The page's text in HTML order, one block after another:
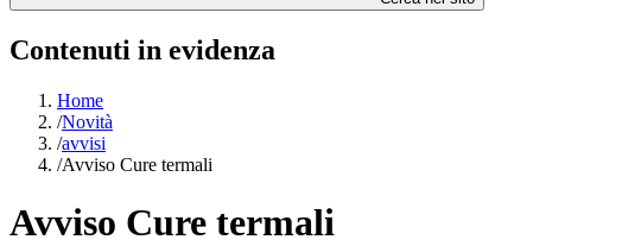
Contenuti in evidenza
Home
/Novità
/avvisi
/Avviso Cure termali
Avviso Cure termali